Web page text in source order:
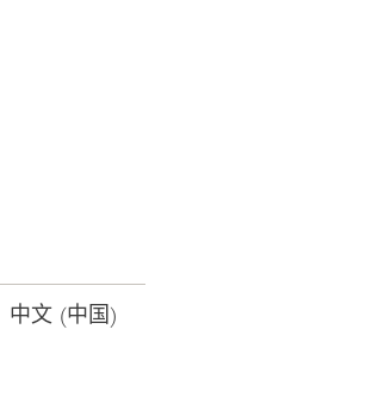
中文 (中国)